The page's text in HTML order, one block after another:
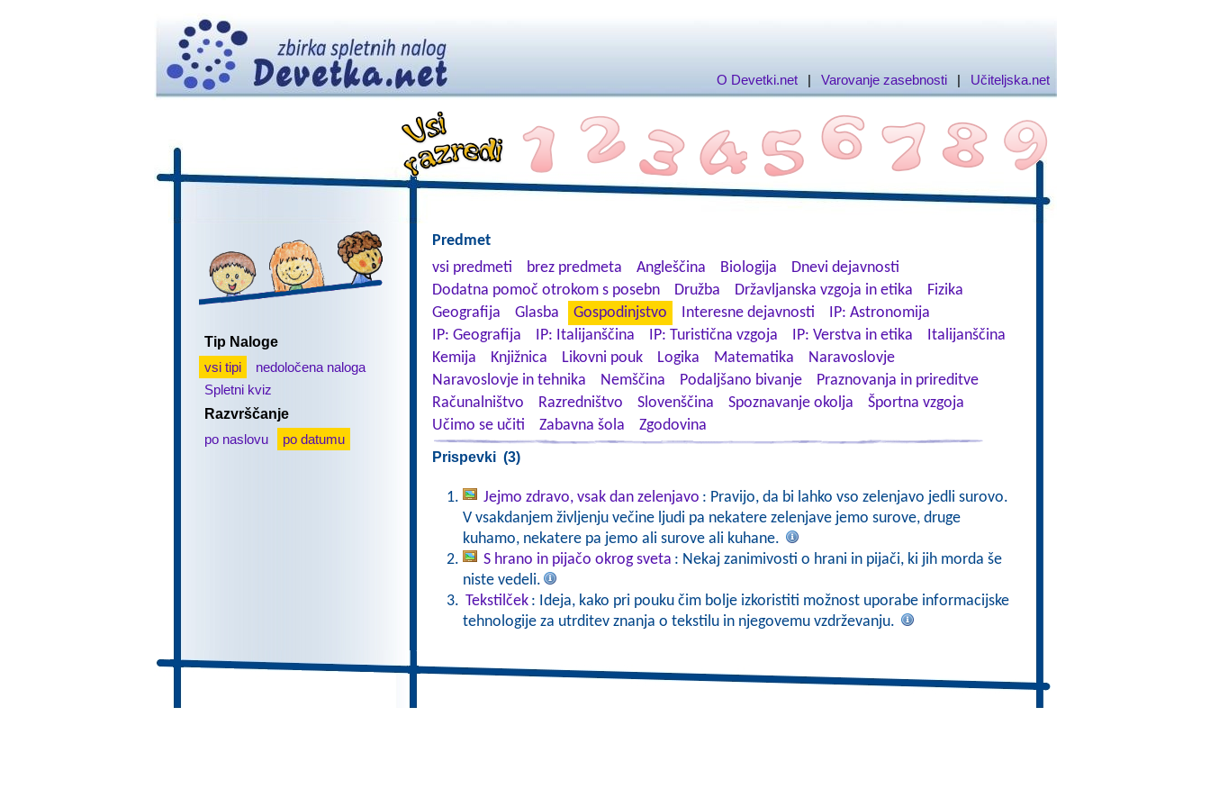
O Devetki.net | Varovanje zasebnosti | Učiteljska.net
Tip Naloge
vsi tipi
nedoločena naloga
Spletni kviz
Razvrščanje
po naslovu
po datumu
Predmet
vsi predmeti
brez predmeta Angleščina Biologija
Dnevi dejavnosti
Dodatna pomoč otrokom s posebn
Družba Državljanska vzgoja in etika
Fizika
Geografija
Glasba Gospodinjstvo Interesne dejavnosti
IP: Astronomija
IP: Geografija
IP: Italijanščina IP: Turistična vzgoja IP: Verstva in etika
Italijanščina
Kemija
Knjižnica Likovni pouk Logika Matematika
Naravoslovje
Naravoslovje in tehnika
Nemščina Podaljšano bivanje
Praznovanja in prireditve
Računalništvo
Razredništvo Slovenščina Spoznavanje okolja
Športna vzgoja
Učimo se učiti
Zabavna šola Zgodovina
Prispevki (3)
Jejmo zdravo, vsak dan zelenjavo : Pravijo, da bi lahko vso zelenjavo jedli surovo.
V vsakdanjem življenju večine ljudi pa nekatere zelenjave jemo surove, druge
kuhamo, nekatere pa jemo ali surove ali kuhane.
S hrano in pijačo okrog sveta : Nekaj zanimivosti o hrani in pijači, ki jih morda še
niste vedeli.
Tekstilček : Ideja, kako pri pouku čim bolje izkoristiti možnost uporabe informacijske
tehnologije za utrditev znanja o tekstilu in njegovemu vzdrževanju.